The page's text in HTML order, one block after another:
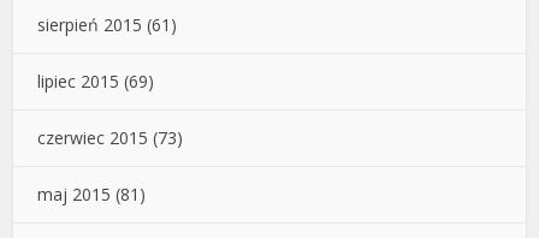
sierpień 2015 (61)
lipiec 2015 (69)
czerwiec 2015 (73)
maj 2015 (81)